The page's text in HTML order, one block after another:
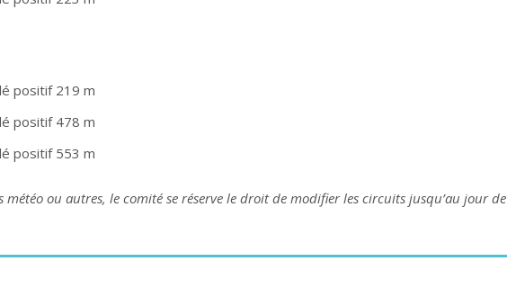
positif 219 m
positif 478 m
positif 553 m
ou autres, le comité se réserve le droit de modifier les circuits jusqu’au jour de